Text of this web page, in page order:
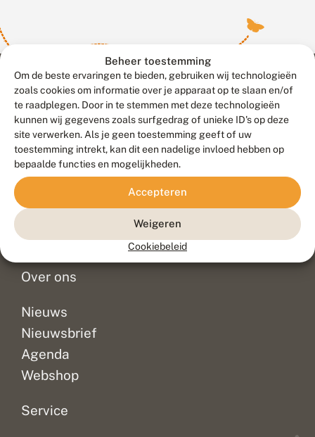
Beheer toestemming
Om de beste ervaringen te bieden, gebruiken wij technologieën
zoals cookies om informatie over je apparaat op te slaan en/of
te raadplegen. Door in te stemmen met deze technologieën
kunnen wij gegevens zoals surfgedrag of unieke ID's op deze
site verwerken. Als je geen toestemming geeft of uw
toestemming intrekt, kan dit een nadelige invloed hebben op
bepaalde functies en mogelijkheden.
Accepteren
Weigeren
Cookiebeleid
Contact
Veelgestelde vragen
Doneer
Over ons
Nieuws
Nieuwsbrief
Agenda
Webshop
Service
Meld waarnemingen© 2026 Vlinderstichting
Duurzaam ontwikkeld door
Go2People
, ontworpen door
Blue Field Agency
Privacy
Disclaimer
Sitemap